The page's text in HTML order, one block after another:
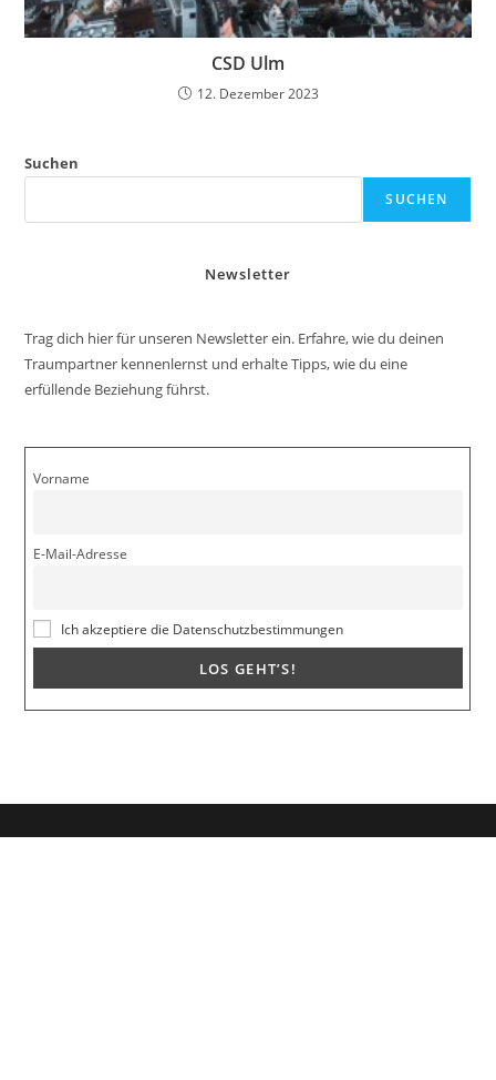
CSD Ulm
12. Dezember 2023
Suchen
SUCHEN
Newsletter
Trag dich hier für unseren Newsletter ein. Erfahre, wie du deinen
Traumpartner kennenlernst und erhalte Tipps, wie du eine
erfüllende Beziehung führst.
Vorname
E-Mail-Adresse
Ich akzeptiere die Datenschutzbestimmungen